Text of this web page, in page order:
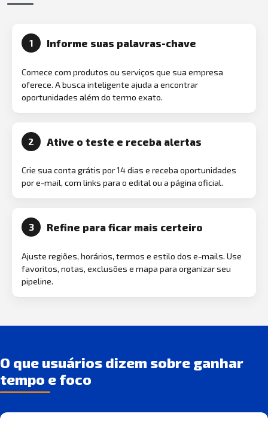
1 Informe suas palavras-chave
Comece com produtos ou serviços que sua empresa
oferece. A busca inteligente ajuda a encontrar
oportunidades além do termo exato.
2 Ative o teste e receba alertas
Crie sua conta grátis por 14 dias e receba oportunidades
por e-mail, com links para o edital ou a página oficial.
3 Refine para ficar mais certeiro
Ajuste regiões, horários, termos e estilo dos e-mails. Use
favoritos, notas, exclusões e mapa para organizar seu
pipeline.
O que usuários dizem sobre ganhar
tempo e foco